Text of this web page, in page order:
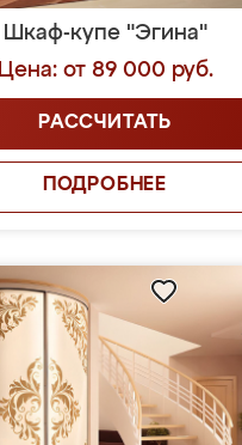
Шкаф-купе "Эгина"
Цена: от 89 000 руб.
РАССЧИТАТЬ
ПОДРОБНЕЕ